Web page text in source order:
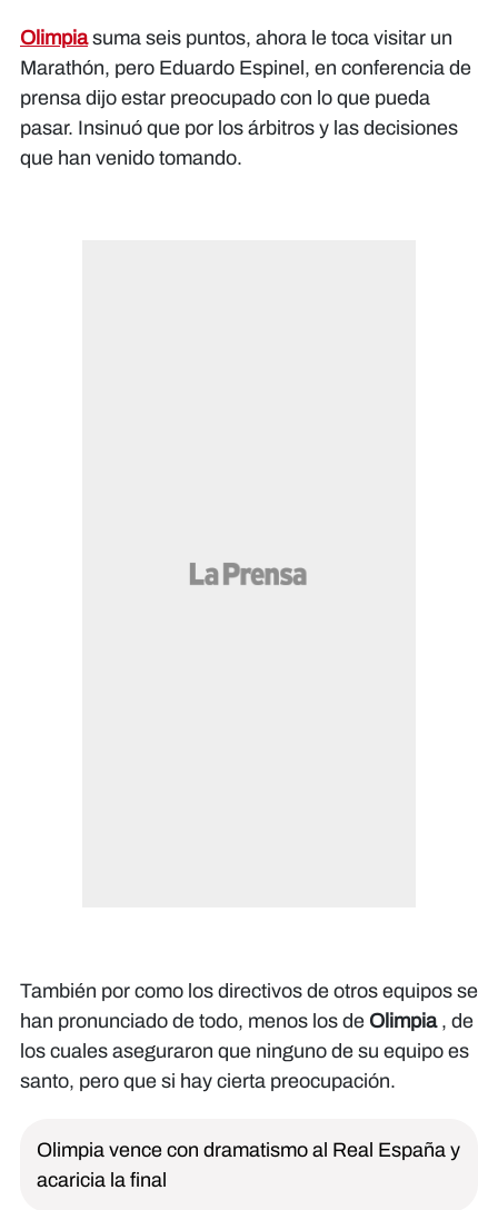
Olimpiasuma seis puntos, ahora le toca visitar un
Marathón, pero Eduardo Espinel, en conferencia de
prensa dijo estar preocupado con lo que pueda
pasar. Insinuó que por los árbitros y las decisiones
que han venido tomando.
También por como los directivos de otros equipos se
han pronunciado de todo, menos los de Olimpia, de
los cuales aseguraron que ninguno de su equipo es
santo, pero que si hay cierta preocupación.
Olimpia vence con dramatismo al Real España y
acaricia la final